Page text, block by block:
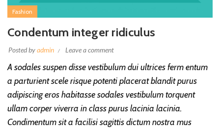
Fashion
Condentum integer ridiculus
Posted byadmin Leave a comment
A sodales suspen disse vestibulum dui ultrices ferm entum
a parturient scele risque potenti placerat blandit purus
adipiscing eros habitasse sodales vestibulum torquent
ullam corper viverra in class purus lacinia lacinia.
Condimentum sit a facilisi sagittis dictum nostra mus